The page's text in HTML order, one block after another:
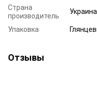
Страна
производитель
Украина
Упаковка
Отзывы